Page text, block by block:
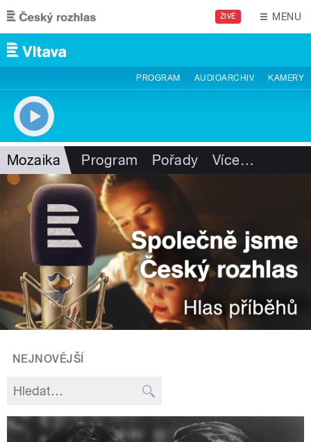
Přejít k hlavnímu obsahu
ŽIVĚ MENU
PROGRAM AUDIOARCHIV KAMERY
Mozaika Program Pořady Více…
NEJNOVĚJŠÍ